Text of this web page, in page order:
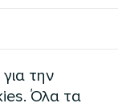
την
Όλα τα